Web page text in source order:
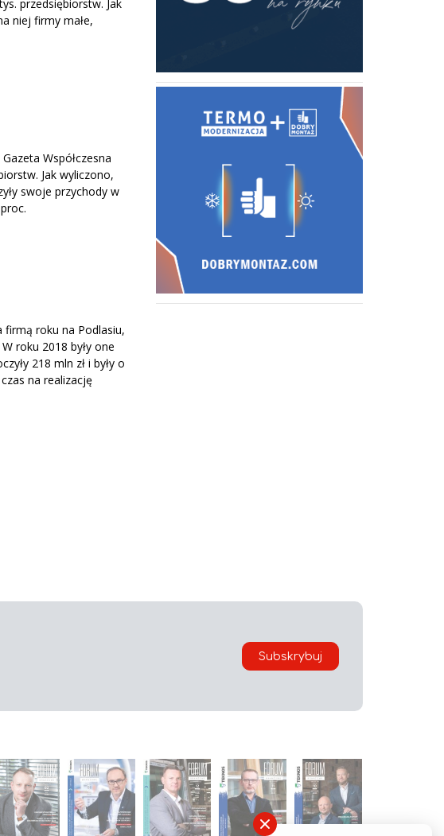
przedsiębiorstw. Jak
niej firmy małe,
Współczesna
Jak wyliczono,
swoje przychody w
firmą roku na Podlasiu,
roku 2018 były one
218 mln zł i były o
na realizację
Subskrybuj
×